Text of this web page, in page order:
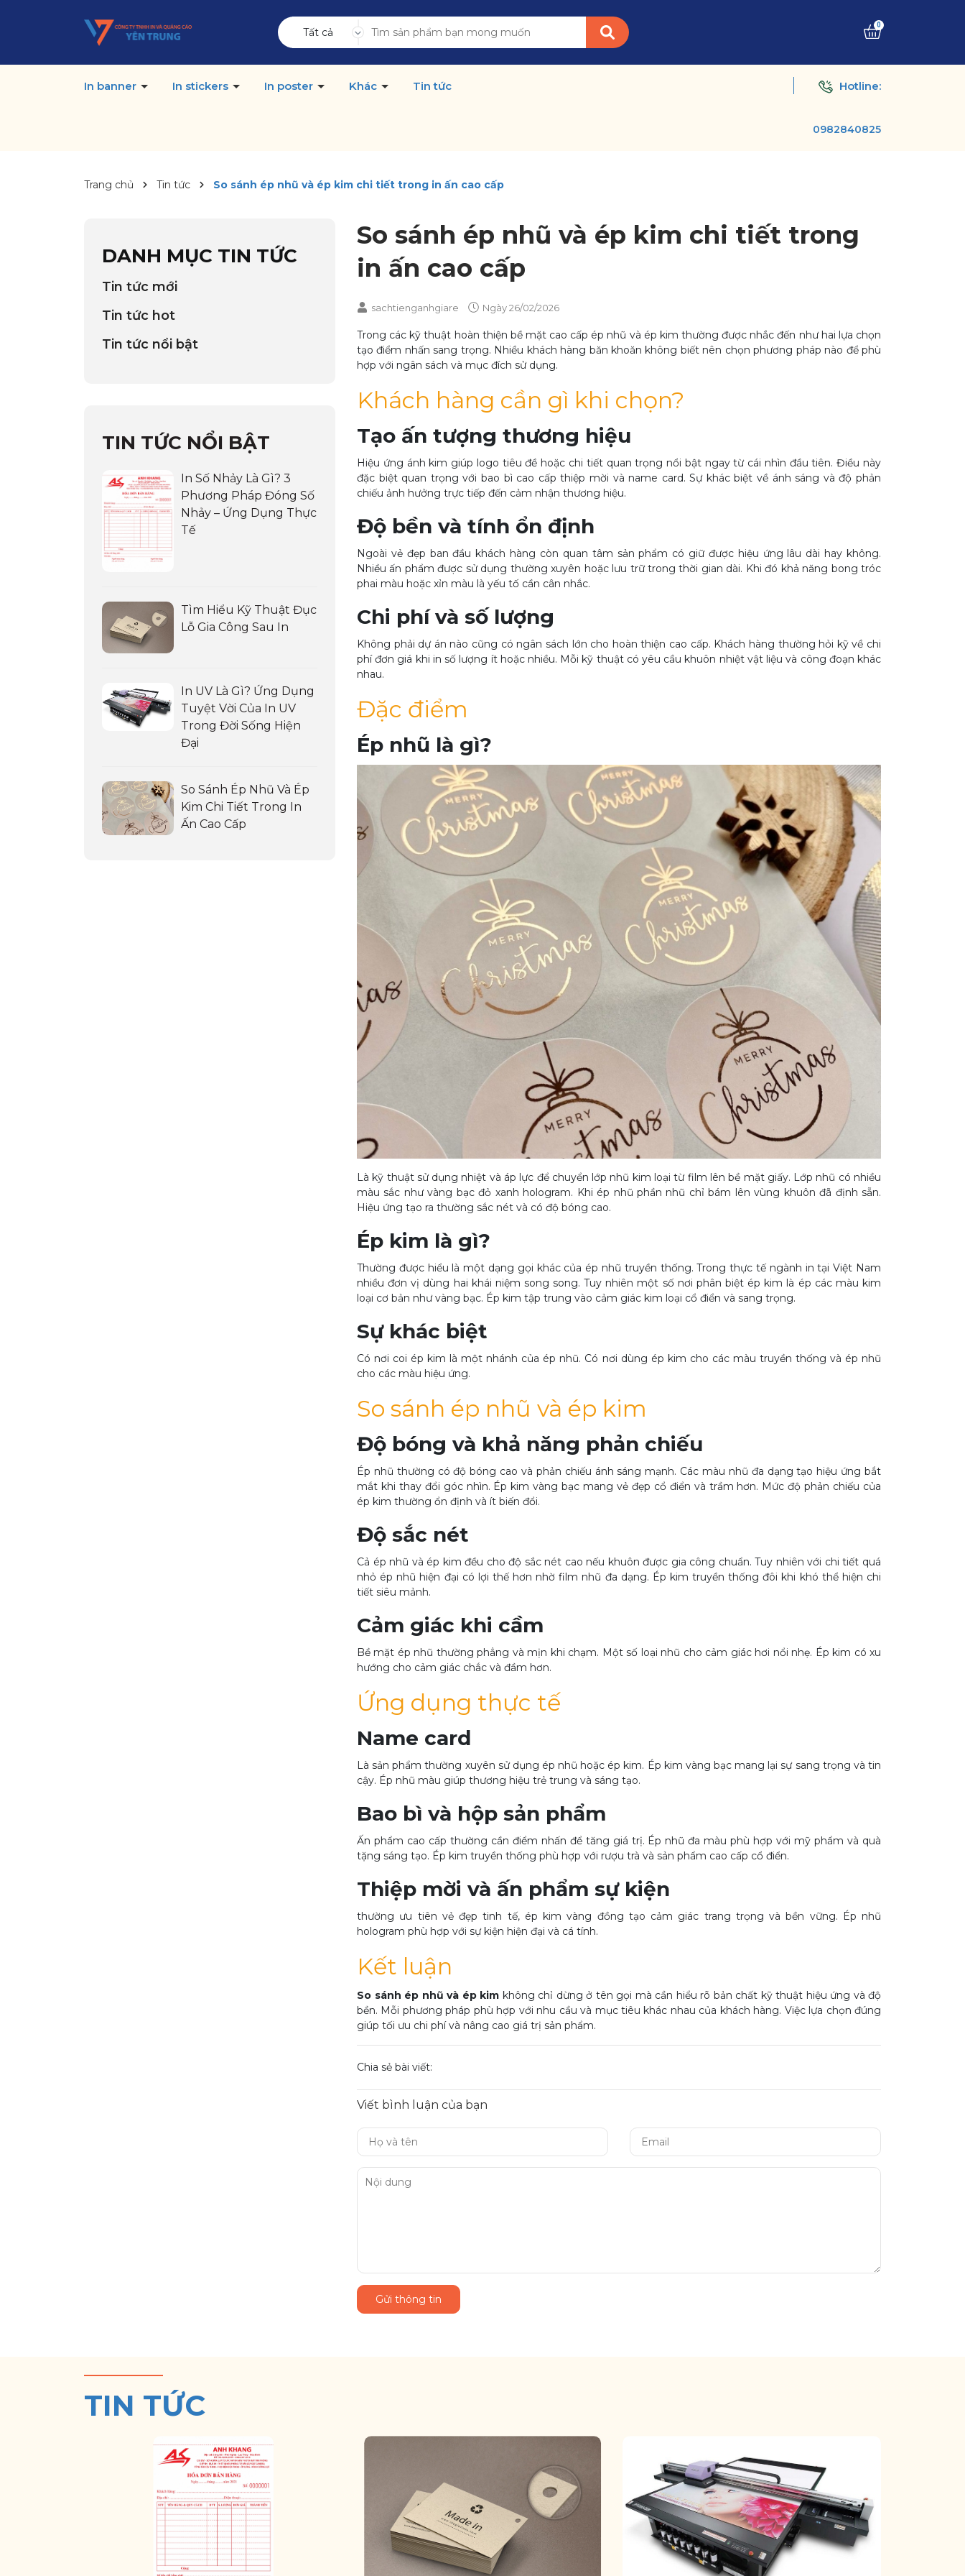
Tất cả
0
In banner In stickers In poster Khác Tin tức Hotline:
0982840825
Trang chủ Tin tức So sánh ép nhũ và ép kim chi tiết trong in ấn cao cấp
So sánh ép nhũ và ép kim chi tiết trong
in ấn cao cấp
sachtienganhgiare Ngày26/02/2026
Trong các kỹ thuật hoàn thiện bề mặt cao cấp ép nhũ và ép kim thường được nhắc đến như hai lựa chọn
tạo điểm nhấn sang trọng. Nhiều khách hàng băn khoăn không biết nên chọn phương pháp nào để phù
hợp với ngân sách và mục đích sử dụng.
Khách hàng cần gì khi chọn?
Tạo ấn tượng thương hiệu
Hiệu ứng ánh kim giúp logo tiêu đề hoặc chi tiết quan trọng nổi bật ngay từ cái nhìn đầu tiên. Điều này
đặc biệt quan trọng với bao bì cao cấp thiệp mời và name card. Sự khác biệt về ánh sáng và độ phản
chiếu ảnh hưởng trực tiếp đến cảm nhận thương hiệu.
Độ bền và tính ổn định
Ngoài vẻ đẹp ban đầu khách hàng còn quan tâm sản phẩm có giữ được hiệu ứng lâu dài hay không.
Nhiều ấn phẩm được sử dụng thường xuyên hoặc lưu trữ trong thời gian dài. Khi đó khả năng bong tróc
phai màu hoặc xỉn màu là yếu tố cần cân nhắc.
Chi phí và số lượng
Không phải dự án nào cũng có ngân sách lớn cho hoàn thiện cao cấp. Khách hàng thường hỏi kỹ về chi
phí đơn giá khi in số lượng ít hoặc nhiều. Mỗi kỹ thuật có yêu cầu khuôn nhiệt vật liệu và công đoạn khác
nhau.
Đặc điểm
Ép nhũ là gì?
Là kỹ thuật sử dụng nhiệt và áp lực để chuyển lớp nhũ kim loại từ film lên bề mặt giấy. Lớp nhũ có nhiều
màu sắc như vàng bạc đỏ xanh hologram. Khi ép nhũ phần nhũ chỉ bám lên vùng khuôn đã định sẵn.
Hiệu ứng tạo ra thường sắc nét và có độ bóng cao.
Ép kim là gì?
Thường được hiểu là một dạng gọi khác của ép nhũ truyền thống. Trong thực tế ngành in tại Việt Nam
nhiều đơn vị dùng hai khái niệm song song. Tuy nhiên một số nơi phân biệt ép kim là ép các màu kim
loại cơ bản như vàng bạc. Ép kim tập trung vào cảm giác kim loại cổ điển và sang trọng.
Sự khác biệt
Có nơi coi ép kim là một nhánh của ép nhũ. Có nơi dùng ép kim cho các màu truyền thống và ép nhũ
cho các màu hiệu ứng.
So sánh ép nhũ và ép kim
Độ bóng và khả năng phản chiếu
Ép nhũ thường có độ bóng cao và phản chiếu ánh sáng mạnh. Các màu nhũ đa dạng tạo hiệu ứng bắt
mắt khi thay đổi góc nhìn. Ép kim vàng bạc mang vẻ đẹp cổ điển và trầm hơn. Mức độ phản chiếu của
ép kim thường ổn định và ít biến đổi.
Độ sắc nét
Cả ép nhũ và ép kim đều cho độ sắc nét cao nếu khuôn được gia công chuẩn. Tuy nhiên với chi tiết quá
nhỏ ép nhũ hiện đại có lợi thế hơn nhờ film nhũ đa dạng. Ép kim truyền thống đôi khi khó thể hiện chi
tiết siêu mảnh.
Cảm giác khi cầm
Bề mặt ép nhũ thường phẳng và mịn khi chạm. Một số loại nhũ cho cảm giác hơi nổi nhẹ. Ép kim có xu
hướng cho cảm giác chắc và đầm hơn.
Ứng dụng thực tế
Name card
Là sản phẩm thường xuyên sử dụng ép nhũ hoặc ép kim. Ép kim vàng bạc mang lại sự sang trọng và tin
cậy. Ép nhũ màu giúp thương hiệu trẻ trung và sáng tạo.
Bao bì và hộp sản phẩm
Ấn phẩm cao cấp thường cần điểm nhấn để tăng giá trị. Ép nhũ đa màu phù hợp với mỹ phẩm và quà
tặng sáng tạo. Ép kim truyền thống phù hợp với rượu trà và sản phẩm cao cấp cổ điển.
Thiệp mời và ấn phẩm sự kiện
thường ưu tiên vẻ đẹp tinh tế, ép kim vàng đồng tạo cảm giác trang trọng và bền vững. Ép nhũ
hologram phù hợp với sự kiện hiện đại và cá tính.
Kết luận
So sánh ép nhũ và ép kim không chỉ dừng ở tên gọi mà cần hiểu rõ bản chất kỹ thuật hiệu ứng và độ
bền. Mỗi phương pháp phù hợp với nhu cầu và mục tiêu khác nhau của khách hàng. Việc lựa chọn đúng
giúp tối ưu chi phí và nâng cao giá trị sản phẩm.
Chia sẻ bài viết:
Viết bình luận của bạn
Gửi thông tin
DANH MỤC TIN TỨC
Tin tức mới
Tin tức hot
Tin tức nổi bật
TIN TỨC NỔI BẬT
In Số Nhảy Là Gì? 3
Phương Pháp Đóng Số
Nhảy – Ứng Dụng Thực
Tế
Tìm Hiểu Kỹ Thuật Đục
Lỗ Gia Công Sau In
In UV Là Gì? Ứng Dụng
Tuyệt Vời Của In UV
Trong Đời Sống Hiện
Đại
So Sánh Ép Nhũ Và Ép
Kim Chi Tiết Trong In
Ấn Cao Cấp
TIN TỨC